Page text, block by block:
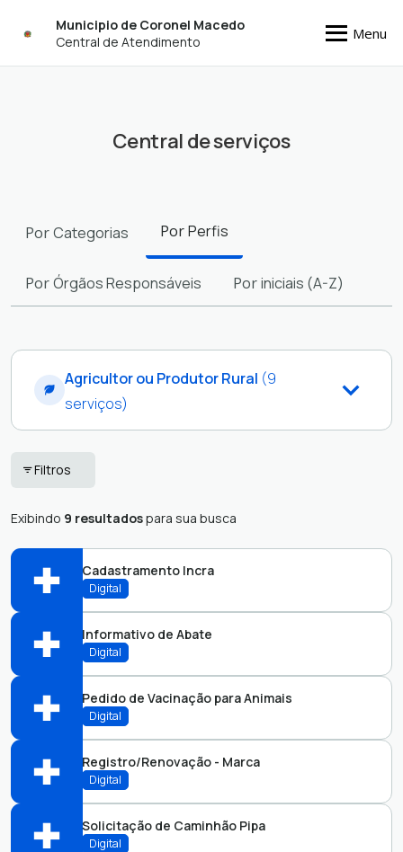
Municipio de Coronel Macedo
Central de Atendimento
Menu
Central de serviços
PorCategorias PorPerfis
PorÓrgãos Responsáveis Poriniciais (A-Z)
Agricultor ou Produtor Rural (9
serviços)
Estudantes
Filtros
Exibindo 9 resultadospara sua busca
Cadastramento Incra
Digital
Abrir online > Via protocolo 1Doc
Informativo de Abate
Digital
Abrir online > Via protocolo 1Doc
Pedido de Vacinação para Animais
Digital
Abrir online > Via protocolo 1Doc
Registro/Renovação - Marca
Digital
Abrir online > Via protocolo 1Doc
Solicitação de Caminhão Pipa
Digital